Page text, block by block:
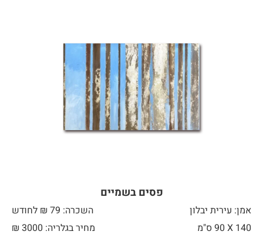
פסים בשמיים
אמן: עירית יבלון
השכרה: 79 ₪ לחודש
140 X
מחיר בגלריה: 3000 ₪